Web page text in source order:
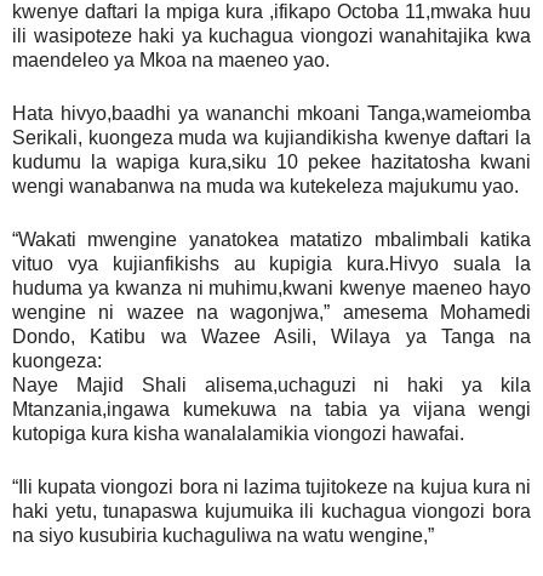
kwenye daftari la mpiga kura ,ifikapo Octoba 11,mwaka huu
ili wasipoteze haki ya kuchagua viongozi wanahitajika kwa
maendeleo ya Mkoa na maeneo yao.
Hata hivyo,baadhi ya wananchi mkoani Tanga,wameiomba
Serikali, kuongeza muda wa kujiandikisha kwenye daftari la
kudumu la wapiga kura,siku 10 pekee hazitatosha kwani
wengi wanabanwa na muda wa kutekeleza majukumu yao.
“Wakati mwengine yanatokea matatizo mbalimbali katika
vituo vya kujianfikishs au kupigia kura.Hivyo suala la
huduma ya kwanza ni muhimu,kwani kwenye maeneo hayo
wengine ni wazee na wagonjwa,” amesema Mohamedi
Dondo, Katibu wa Wazee Asili, Wilaya ya Tanga na
kuongeza:
Naye Majid Shali alisema,uchaguzi ni haki ya kila
Mtanzania,ingawa kumekuwa na tabia ya vijana wengi
kutopiga kura kisha wanalalamikia viongozi hawafai.
“Ili kupata viongozi bora ni lazima tujitokeze na kujua kura ni
haki yetu, tunapaswa kujumuika ili kuchagua viongozi bora
na siyo kusubiria kuchaguliwa na watu wengine,”